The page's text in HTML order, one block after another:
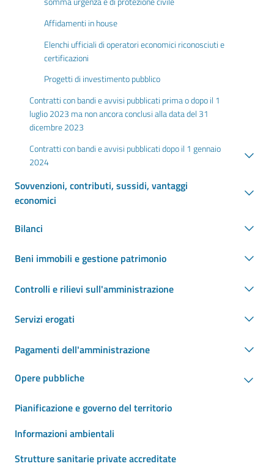
Affidamenti in house
Elenchi ufficiali di operatori economici riconosciuti e
certificazioni
Progetti di investimento pubblico
Contratti con bandi e avvisi pubblicati prima o dopo il 1
luglio 2023 ma non ancora conclusi alla data del 31
dicembre 2023
Contratti con bandi e avvisi pubblicati dopo il 1 gennaio
2024
Sovvenzioni, contributi, sussidi, vantaggi
economici
Bilanci
Beni immobili e gestione patrimonio
Controlli e rilievi sull'amministrazione
Servizi erogati
Pagamenti dell'amministrazione
Opere pubbliche
Pianificazione e governo del territorio
Informazioni ambientali
Strutture sanitarie private accreditate